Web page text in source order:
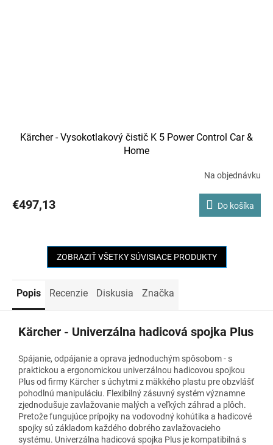
Kärcher - Vysokotlakový čistič K 5 Power Control Car &
Home
Na objednávku
€497,13 Do košíka
ZOBRAZIŤ VŠETKY SÚVISIACE PRODUKTY
Popis Recenzie Diskusia Značka
Kärcher - Univerzálna hadicová spojka Plus
Spájanie, odpájanie a oprava jednoduchým spôsobom - s
praktickou a ergonomickou univerzálnou hadicovou spojkou
Plus od firmy Kärcher s úchytmi z mäkkého plastu pre obzvlášť
pohodlnú manipuláciu. Flexibilný zásuvný systém významne
zjednodušuje zavlažovanie malých a veľkých záhrad a plôch.
Pretože fungujúce prípojky na vodovodný kohútika a hadicové
spojky sú základom každého dobrého zavlažovacieho
systému. Univerzálna hadicová spojka Plus je kompatibilná s